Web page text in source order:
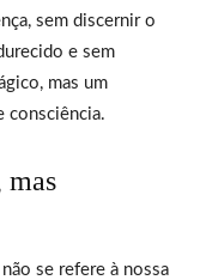
sem discernir o
e sem
mas um
consciência.
mas
se refere à nossa